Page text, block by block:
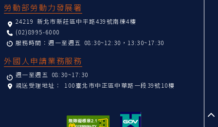
勞動部勞動力發展署
24219 新北市新莊區中平路439號南棟4樓
(02)8995-6000
服務時間：週一至週五 08:30~12:30，13:30~17:30
外國人申請業務服務
週一至週五 08:30~17:30
親送受理地址： 100臺北市中正區中華路一段39號10樓
至